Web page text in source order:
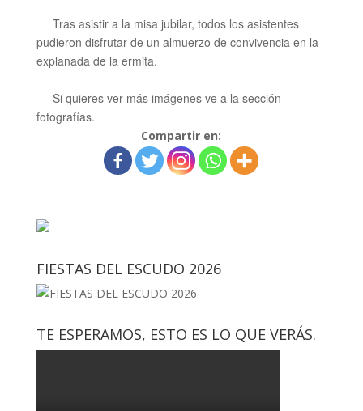
Tras asistir a la misa jubilar, todos los asistentes
pudieron disfrutar de un almuerzo de convivencia en la
explanada de la ermita.
Si quieres ver más imágenes ve a la sección
fotografías.
Compartir en:
FIESTAS DEL ESCUDO 2026
TE ESPERAMOS, ESTO ES LO QUE VERÁS.